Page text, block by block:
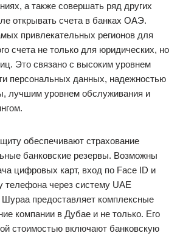
а также совершать ряд других
открывать счета в банках ОАЭ.
привлекательных регионов для
счета не только для юридических, но
Это связано с высоким уровнем
персональных данных, надежностью
лучшим уровнем обслуживания и
обеспечивают страхование
банковские резервы. Возможны
цифровых карт, вход по Face ID и
телефона через систему UAE
предоставляет комплексные
компании в Дубае и не только. Его
стоимостью включают банковскую